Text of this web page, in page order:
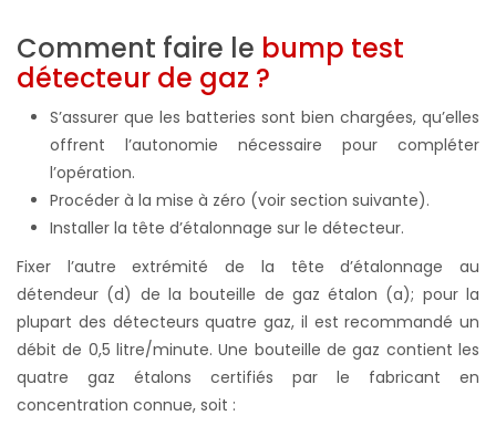
Comment faire le bump test
détecteur de gaz ?
S’assurer que les batteries sont bien chargées, qu’elles
offrent l’autonomie nécessaire pour compléter
l’opération.
Procéder à la mise à zéro (voir section suivante).
Installer la tête d’étalonnage sur le détecteur.
Fixer l’autre extrémité de la tête d’étalonnage au
détendeur (d) de la bouteille de gaz étalon (a); pour la
plupart des détecteurs quatre gaz, il est recommandé un
débit de 0,5 litre/minute. Une bouteille de gaz contient les
quatre gaz étalons certifiés par le fabricant en
concentration connue, soit :